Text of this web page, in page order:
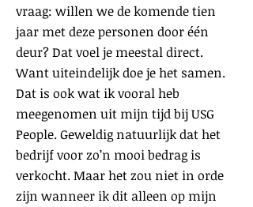
vraag: willen we de komende tien
jaar met deze personen door één
deur? Dat voel je meestal direct.
Want uiteindelijk doe je het samen.
Dat is ook wat ik vooral heb
meegenomen uit mijn tijd bij USG
People. Geweldig natuurlijk dat het
bedrijf voor zo’n mooi bedrag is
verkocht. Maar het zou niet in orde
zijn wanneer ik dit alleen op mijn